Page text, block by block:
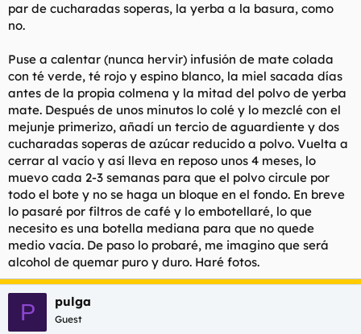
par de cucharadas soperas, la yerba a la basura, como
no.
Puse a calentar (nunca hervir) infusión de mate colada
con té verde, té rojo y espino blanco, la miel sacada días
antes de la propia colmena y la mitad del polvo de yerba
mate. Después de unos minutos lo colé y lo mezclé con el
mejunje primerizo, añadí un tercio de aguardiente y dos
cucharadas soperas de azúcar reducido a polvo. Vuelta a
cerrar al vacío y así lleva en reposo unos 4 meses, lo
muevo cada 2-3 semanas para que el polvo circule por
todo el bote y no se haga un bloque en el fondo. En breve
lo pasaré por filtros de café y lo embotellaré, lo que
necesito es una botella mediana para que no quede
medio vacía. De paso lo probaré, me imagino que será
alcohol de quemar puro y duro. Haré fotos.
P pulga
Guest